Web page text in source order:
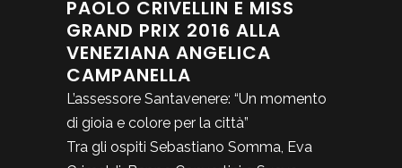
PAOLO CRIVELLIN E MISS
GRAND PRIX 2016 ALLA
VENEZIANA ANGELICA
CAMPANELLA
L’assessore Santavenere: “Un momento
di gioia e colore per la città”
Tra gli ospiti Sebastiano Somma, Eva